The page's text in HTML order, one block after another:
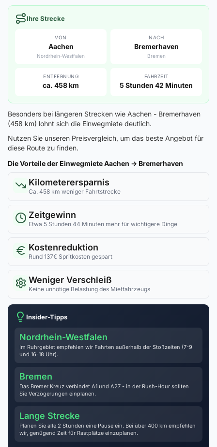
Ihre Strecke
VON
Aachen
Nordrhein-Westfalen
NACH
Bremerhaven
Bremen
ENTFERNUNG
ca. 458 km
FAHRZEIT
5 Stunden 42 Minuten
Besonders bei längeren Strecken wie Aachen - Bremerhaven
(458 km) lohnt sich die Einwegmiete deutlich.
Nutzen Sie unseren Preisvergleich, um das beste Angebot für
diese Route zu finden.
Die Vorteile der Einwegmiete Aachen → Bremerhaven
Kilometerersparnis
Ca. 458 km weniger Fahrtstrecke
Zeitgewinn
Etwa 5 Stunden 44 Minuten mehr für wichtigere Dinge
Kostenreduktion
Rund 137€ Spritkosten gespart
Weniger Verschleiß
Keine unnötige Belastung des Mietfahrzeugs
Insider-Tipps
Nordrhein-Westfalen
Im Ruhrgebiet empfehlen wir Fahrten außerhalb der Stoßzeiten (7-9
und 16-18 Uhr).
Bremen
Das Bremer Kreuz verbindet A1 und A27 - in der Rush-Hour sollten
Sie Verzögerungen einplanen.
Lange Strecke
Planen Sie alle 2 Stunden eine Pause ein. Bei über 400 km empfehlen
wir, genügend Zeit für Rastplätze einzuplanen.